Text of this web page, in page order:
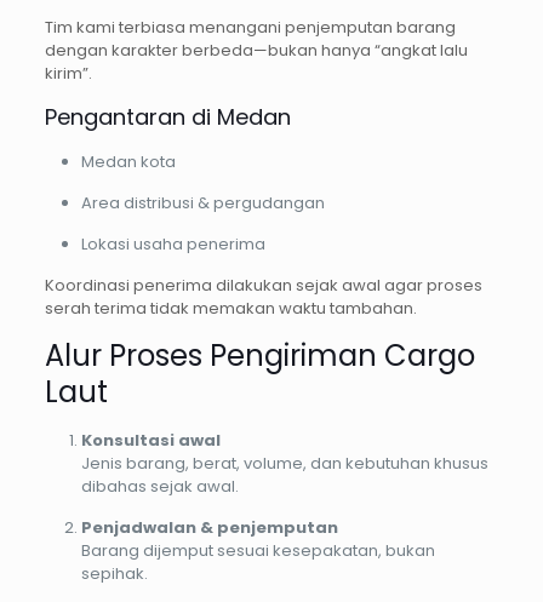
Tim kami terbiasa menangani penjemputan barang
dengan karakter berbeda—bukan hanya “angkat lalu
kirim”.
Pengantaran di Medan
Medan kota
Area distribusi & pergudangan
Lokasi usaha penerima
Koordinasi penerima dilakukan sejak awal agar proses
serah terima tidak memakan waktu tambahan.
Alur Proses Pengiriman Cargo
Laut
Konsultasi awal
Jenis barang, berat, volume, dan kebutuhan khusus
dibahas sejak awal.
Penjadwalan & penjemputan
Barang dijemput sesuai kesepakatan, bukan
sepihak.